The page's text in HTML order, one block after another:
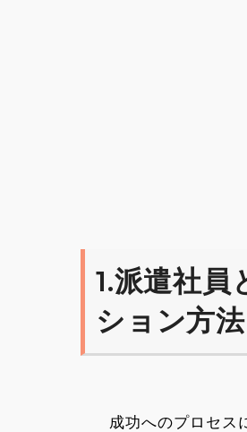
1.派遣社
ション方法
成功へのプロセス